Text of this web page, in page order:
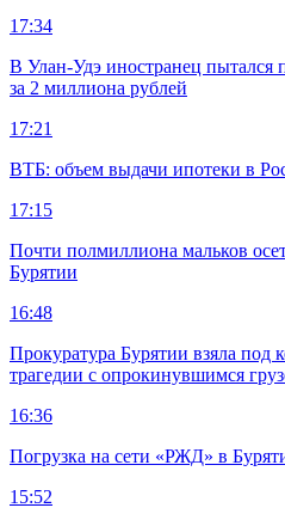
17:34
В Улан-Удэ иностранец пытался
за 2 миллиона рублей
17:21
ВТБ: объем выдачи ипотеки в
17:15
Почти полмиллиона мальков
Бурятии
16:48
Прокуратура Бурятии взяла под
трагедии с опрокинувшимся
16:36
Погрузка на сети «РЖД» в
15:52